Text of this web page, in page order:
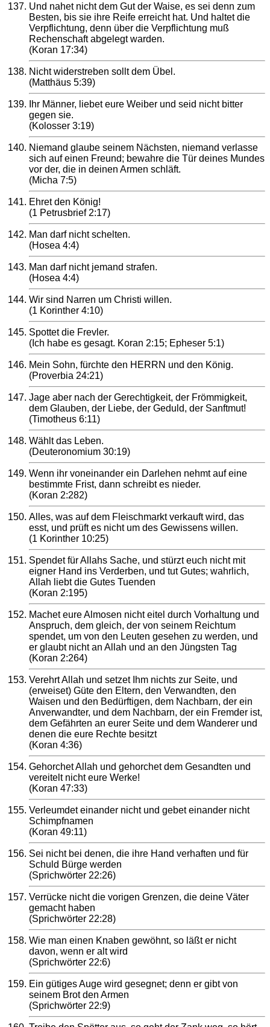
Und nahet nicht dem Gut der Waise, es sei denn zum
Besten, bis sie ihre Reife erreicht hat. Und haltet die
Verpflichtung, denn über die Verpflichtung muß
Rechenschaft abgelegt warden.
(Koran 17:34)
Nicht widerstreben sollt dem Übel.
(Matthäus 5:39)
Ihr Männer, liebet eure Weiber und seid nicht bitter
gegen sie.
(Kolosser 3:19)
Niemand glaube seinem Nächsten, niemand verlasse
sich auf einen Freund; bewahre die Tür deines Mundes
vor der, die in deinen Armen schläft.
(Micha 7:5)
Ehret den König!
(1 Petrusbrief 2:17)
Man darf nicht schelten.
(Hosea 4:4)
Man darf nicht jemand strafen.
(Hosea 4:4)
Wir sind Narren um Christi willen.
(1 Korinther 4:10)
Spottet die Frevler.
(Ich habe es gesagt. Koran 2:15; Epheser 5:1)
Mein Sohn, fürchte den HERRN und den König.
(Proverbia 24:21)
Jage aber nach der Gerechtigkeit, der Frömmigkeit,
dem Glauben, der Liebe, der Geduld, der Sanftmut!
(Timotheus 6:11)
Wählt das Leben.
(Deuteronomium 30:19)
Wenn ihr voneinander ein Darlehen nehmt auf eine
bestimmte Frist, dann schreibt es nieder.
(Koran 2:282)
Alles, was auf dem Fleischmarkt verkauft wird, das
esst, und prüft es nicht um des Gewissens willen.
(1 Korinther 10:25)
Spendet für Allahs Sache, und stürzt euch nicht mit
eigner Hand ins Verderben, und tut Gutes; wahrlich,
Allah liebt die Gutes Tuenden
(Koran 2:195)
Machet eure Almosen nicht eitel durch Vorhaltung und
Anspruch, dem gleich, der von seinem Reichtum
spendet, um von den Leuten gesehen zu werden, und
er glaubt nicht an Allah und an den Jüngsten Tag
(Koran 2:264)
Verehrt Allah und setzet Ihm nichts zur Seite, und
(erweiset) Güte den Eltern, den Verwandten, den
Waisen und den Bedürftigen, dem Nachbarn, der ein
Anverwandter, und dem Nachbarn, der ein Fremder ist,
dem Gefährten an eurer Seite und dem Wanderer und
denen die eure Rechte besitzt
(Koran 4:36)
Gehorchet Allah und gehorchet dem Gesandten und
vereitelt nicht eure Werke!
(Koran 47:33)
Verleumdet einander nicht und gebet einander nicht
Schimpfnamen
(Koran 49:11)
Sei nicht bei denen, die ihre Hand verhaften und für
Schuld Bürge werden
(Sprichwörter 22:26)
Verrücke nicht die vorigen Grenzen, die deine Väter
gemacht haben
(Sprichwörter 22:28)
Wie man einen Knaben gewöhnt, so läßt er nicht
davon, wenn er alt wird
(Sprichwörter 22:6)
Ein gütiges Auge wird gesegnet; denn er gibt von
seinem Brot den Armen
(Sprichwörter 22:9)